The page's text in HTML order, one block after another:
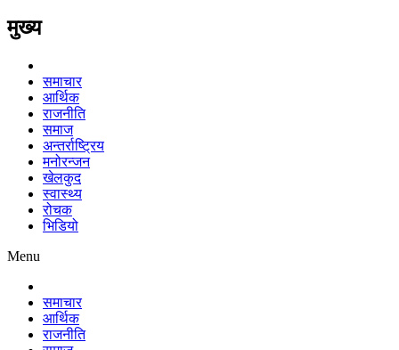
मुख्य
समाचार
आर्थिक
राजनीति
समाज
अन्तर्राष्ट्रिय
मनोरन्जन
खेलकुद
स्वास्थ्य
रोचक
भिडियो
Menu
समाचार
आर्थिक
राजनीति